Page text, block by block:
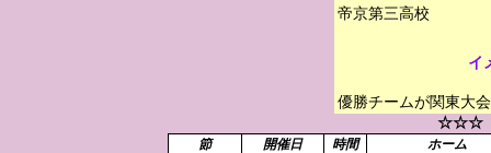
イ
優勝チームが関東大
☆☆☆
節 開催日 時間 ホーム